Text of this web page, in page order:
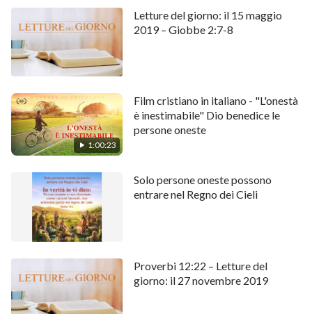
Letture del giorno: il 15 maggio
2019 – Giobbe 2:7-8
1:00:23
Film cristiano in italiano - "L'onestà
è inestimabile" Dio benedice le
persone oneste
Solo persone oneste possono
entrare nel Regno dei Cieli
Proverbi 12:22 – Letture del
giorno: il 27 novembre 2019